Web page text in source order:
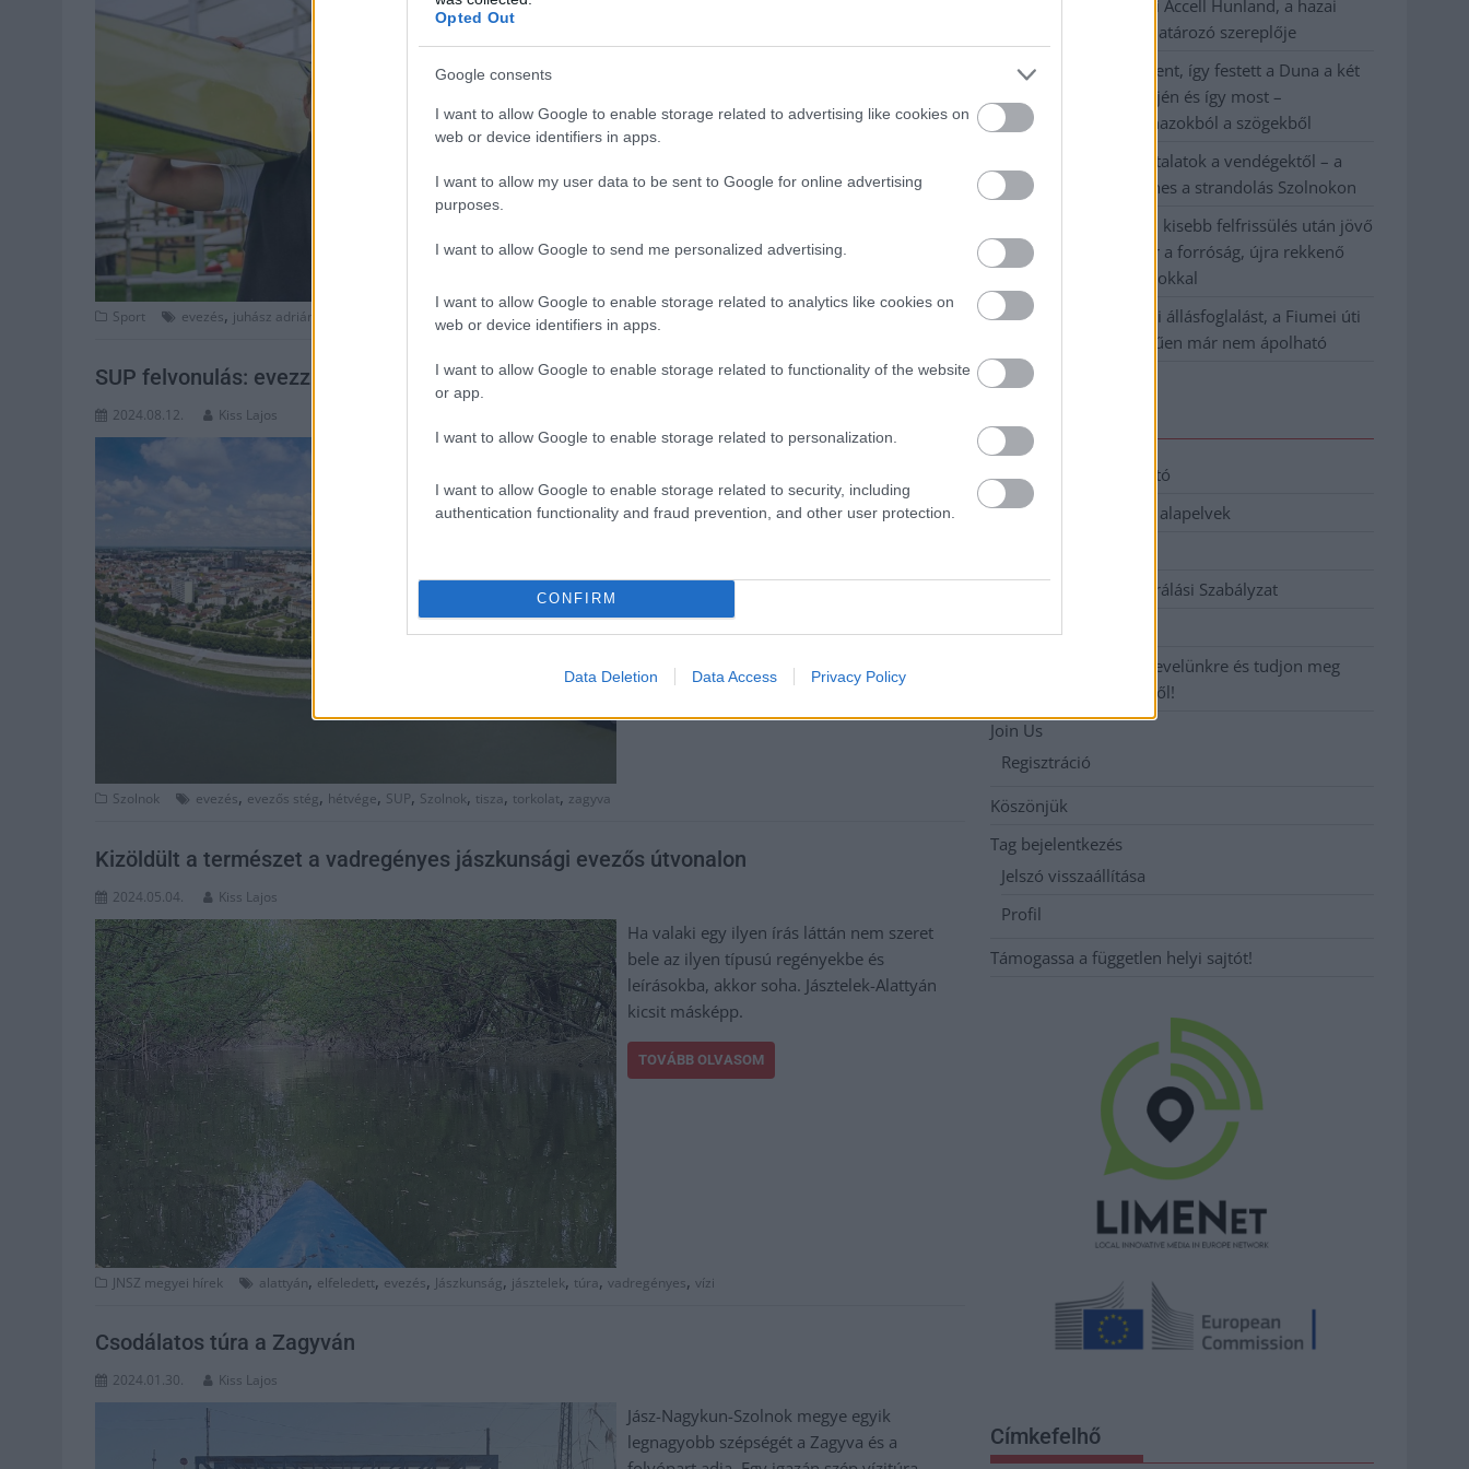
Opted Out
Google consents
I want to allow Google to enable storage related to advertising like cookies on
web or device identifiers in apps.
I want to allow my user data to be sent to Google for online advertising
purposes.
I want to allow Google to send me personalized advertising.
I want to allow Google to enable storage related to analytics like cookies on
web or device identifiers in apps.
I want to allow Google to enable storage related to functionality of the website
or app.
I want to allow Google to enable storage related to personalization.
I want to allow Google to enable storage related to security, including
authentication functionality and fraud prevention, and other user protection.
CONFIRM
Data Deletion Data Access Privacy Policy
karrierjükkel, és visszavonulásuk után
Béla, aki a megyeszékhelyen edzősködik,
valamint a szolnoki születésű Juhász Adrián.
Sport evezés, juhász adrián sport Szolnok
SUP felvonulás: evezzünk le együtt a Zagyva-torkolattól a szolnoki szabadstrandig
2024.08.12. Kiss Lajos
Már csak néhány nap és SUP-ra fel, Szolnok!
TOVÁBB OLVASOM
Szolnok evezés, evezős stég, hétvége, SUP, Szolnok, tisza, torkolat, zagyva
Kizöldült a természet a vadregényes jászkunsági evezős útvonalon
2024.05.04. Kiss Lajos
Ha valaki egy ilyen írás láttán nem szeret
bele az ilyen típusú regényekbe és
leírásokba, akkor soha. Jásztelek-Alattyán
kicsit másképp.
TOVÁBB OLVASOM
JNSZ megyei hírek alattyán, elfeledett, evezés, Jászkunság, jásztelek, túra, vadregényes, vízi
Csodálatos túra a Zagyván
2024.01.30. Kiss Lajos
Jász-Nagykun-Szolnok megye egyik
legnagyobb szépségét a Zagyva és a
Csődbe ment a tószegi Accell Hunland, a hazai
kerékpárgyártás meghatározó szereplője
Egyszer fent, egyszer lent, így festett a Duna a két
évvel ezelőtti árvíz idején és így most –
fotógyűjtemény ugyanazokból a szögekből
Ilyenek eddig a tapasztalatok a vendégektől – a
hőhullám miatt ingyenes a strandolás Szolnokon
Nem biztató: a hétvégi kisebb felfrissülés után jövő
héten megint visszatér a forróság, újra rekkenő
hőség jön, akár 38 fokokkal
Közzétették a szakértői állásfoglalást, a Fiumei úti
fák többsége szakszerűen már nem ápolható
Adatkezelési tájékoztató
Etikai és függetlenségi alapelvek
Hozzászólási és Moderálási Szabályzat
Iratkozzon fel heti hírlevelünkre és tudjon meg
még többet megyénkről!
Join Us
Regisztráció
Köszönjük
Tag bejelentkezés
Jelszó visszaállítása
Profil
Támogassa a független helyi sajtót!
Címkefelhő